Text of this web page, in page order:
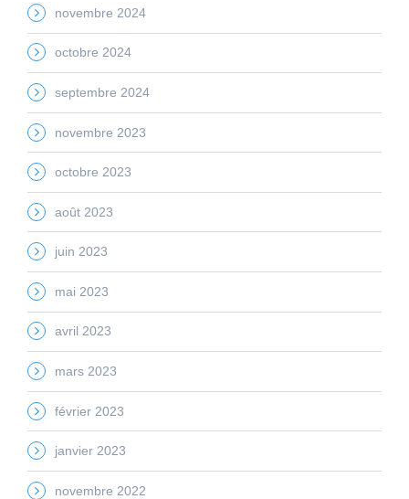
novembre 2024
octobre 2024
septembre 2024
novembre 2023
octobre 2023
août 2023
juin 2023
mai 2023
avril 2023
mars 2023
février 2023
janvier 2023
novembre 2022